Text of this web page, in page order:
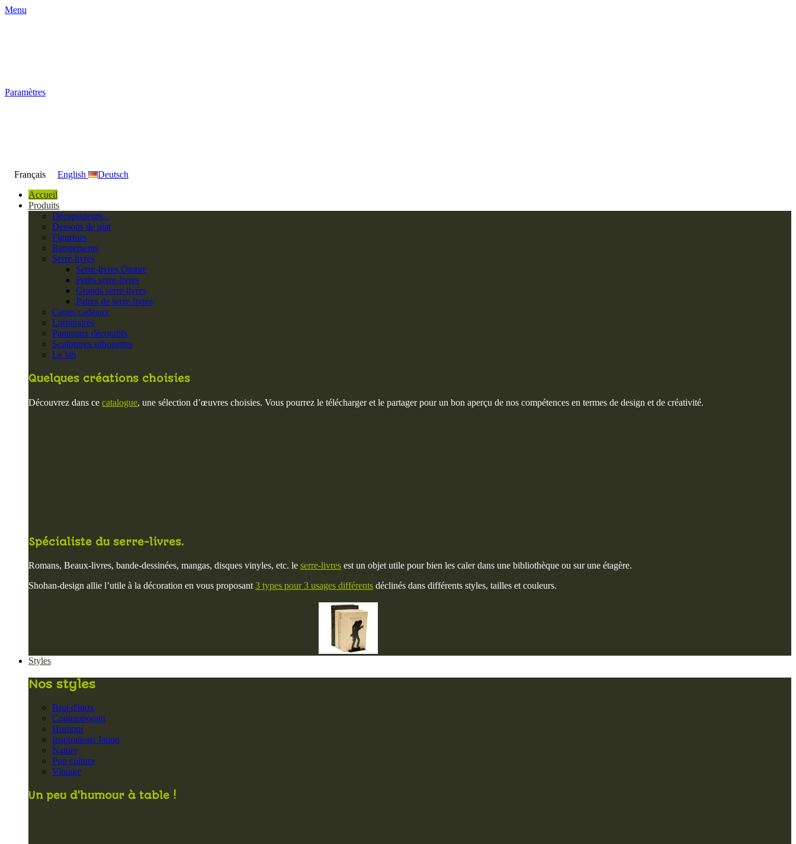
Menu
Paramètres
Français English
Deutsch
Accueil
Produits
Décapsuleurs...
Dessous de plat
Figurines
Rangements
Serre-livres
Serre-livres Ombre
Petits serre-livres
Grands serre-livres
Paires de serre-livres
Cartes cadeaux
Luminaires
Panneaux décoratifs
Sculptures silhouettes
Le lab
Quelques créations choisies
Découvrez dans ce catalogue, une sélection d’œuvres choisies. Vous pourrez le télécharger et le partager pour un bon aperçu de nos compétences en termes de design et de créativité.
Spécialiste du serre-livres.
Romans, Beaux-livres, bande-dessinées, mangas, disques vinyles, etc. le serre-livres est un objet utile pour bien les caler dans une bibliothèque ou sur une étagère.
Shohan-design allie l’utile à la décoration en vous proposant 3 types pour 3 usages différents déclinés dans différents styles, tailles et couleurs.
Styles
Nos styles
Brut d'inox
Contemporain
Humour
Inspirations Japon
Nature
Pop culture
Vintage
Un peu d'humour à table !